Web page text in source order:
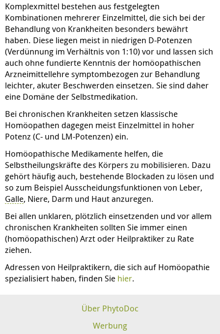
Komplexmittel bestehen aus festgelegten
Kombinationen mehrerer Einzelmittel, die sich bei der
Behandlung von Krankheiten besonders bewährt
haben. Diese liegen meist in niedrigen D-Potenzen
(Verdünnung im Verhältnis von 1:10) vor und lassen sich
auch ohne fundierte Kenntnis der homöopathischen
Arzneimittellehre symptombezogen zur Behandlung
leichter, akuter Beschwerden einsetzen. Sie sind daher
eine Domäne der Selbstmedikation.
Bei chronischen Krankheiten setzen klassische
Homöopathen dagegen meist Einzelmittel in hoher
Potenz (C- und LM-Potenzen) ein.
Homöopathische Medikamente helfen, die
Selbstheilungskräfte des Körpers zu mobilisieren. Dazu
gehört häufig auch, bestehende Blockaden zu lösen und
so zum Beispiel Ausscheidungsfunktionen von Leber,
Galle, Niere, Darm und Haut anzuregen.
Bei allen unklaren, plötzlich einsetzenden und vor allem
chronischen Krankheiten sollten Sie immer einen
(homöopathischen) Arzt oder Heilpraktiker zu Rate
ziehen.
Adressen von Heilpraktikern, die sich auf Homöopathie
spezialisiert haben, finden Sie hier.
Über PhytoDoc
Werbung